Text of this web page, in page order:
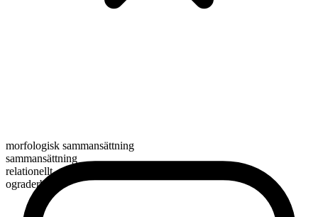
morfologisk sammansättning
sammansättning
relationellt
ograderbart